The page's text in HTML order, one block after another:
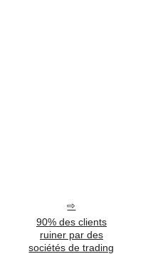
90% des clients
ruiner par des
sociétés de trading